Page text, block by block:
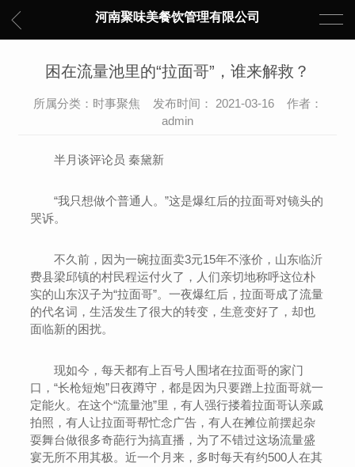
河南聚味美餐饮管理有限公司
困在流量池里的“拉面哥”，谁来解救？
所属分类：时事聚焦 发布时间： 2021-03-16 作者：
admin
半月谈评论员 秦黛新
“我只想做个普通人。”这是爆红后的拉面哥对镜头的
哭诉。
不久前，因为一碗拉面卖3元15年不涨价，山东临沂
费县梁邱镇的村民程运付火了，人们亲切地称呼这位朴
实的山东汉子为“拉面哥”。一夜爆红后，拉面哥成了流量
的代名词，生活发生了很大的转变，生意变好了，却也
面临新的困扰。
现如今，每天都有上百号人围堵在拉面哥的家门
口，“长枪短炮”日夜蹲守，都是因为只要蹭上拉面哥就一
定能火。在这个“流量池”里，有人强行搂着拉面哥认亲戚
拍照，有人让拉面哥帮忙念广告，有人在摊位前摆起杂
耍舞台做很多奇葩行为搞直播，为了不错过这场流量盛
宴无所不用其极。近一个月来，多时每天有约500人在其